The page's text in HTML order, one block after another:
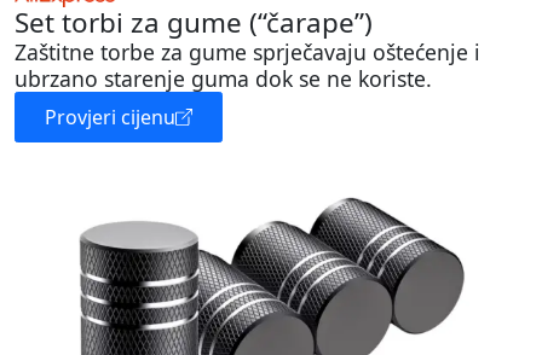
Set torbi za gume (“čarape”)
Zaštitne torbe za gume sprječavaju oštećenje i
ubrzano starenje guma dok se ne koriste.
Provjeri cijenu